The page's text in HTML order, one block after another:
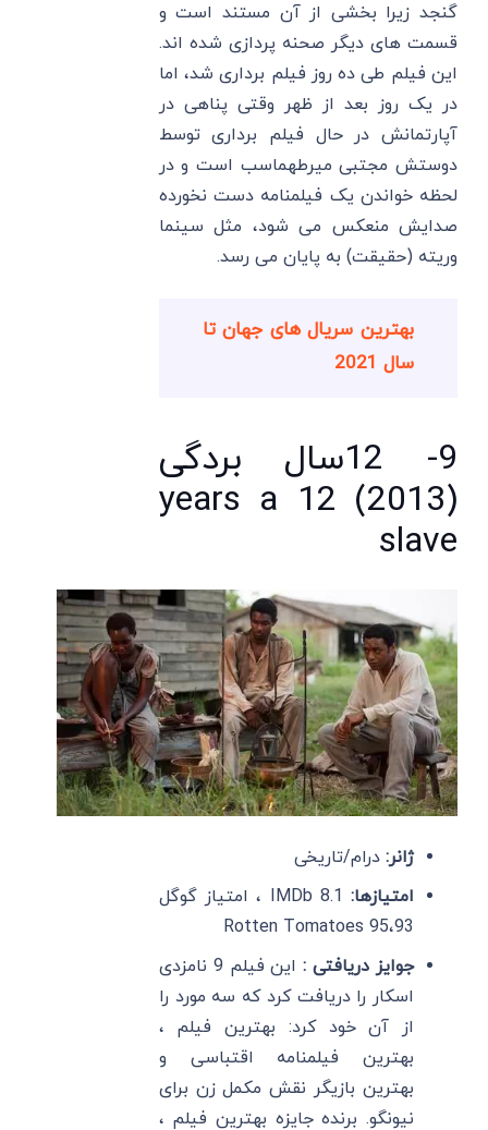
گنجد زیرا بخشی از آن مستند است و
قسمت های دیگر صحنه پردازی شده اند.
این فیلم طی ده روز فیلم برداری شد، اما
در یک روز بعد از ظهر وقتی پناهی در
آپارتمانش در حال فیلم برداری توسط
دوستش مجتبی میرطهماسب است و در
لحظه خواندن یک فیلمنامه دست نخورده
صدایش منعکس می شود، مثل سینما
وریته (حقیقت) به پایان می رسد.
بهترین سریال های جهان تا
سال 2021
9- 12سال بردگی
(2013) 12 years a
slave
ژانر: درام/تاریخی
امتیازها:
IMDb 8.1 ، امتیاز گوگل
93،Rotten Tomatoes 95
جوایز دریافتی :
این فیلم 9 نامزدی
اسکار را دریافت کرد که سه مورد را
از آن خود کرد: بهترین فیلم ،
بهترین فیلمنامه اقتباسی و
بهترین بازیگر نقش مکمل زن برای
نیونگو. برنده جایزه بهترین فیلم ،